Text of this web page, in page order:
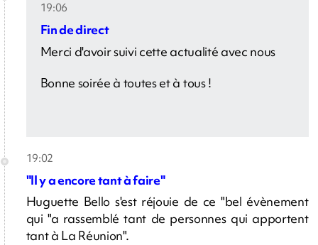
19:06
Fin de direct
Merci d'avoir suivi cette actualité avec nous
Bonne soirée à toutes et à tous !
19:02
"Il y a encore tant à faire"
Huguette Bello s'est réjouie de ce "bel évènement
qui "a rassemblé tant de personnes qui apportent
tant à La Réunion".